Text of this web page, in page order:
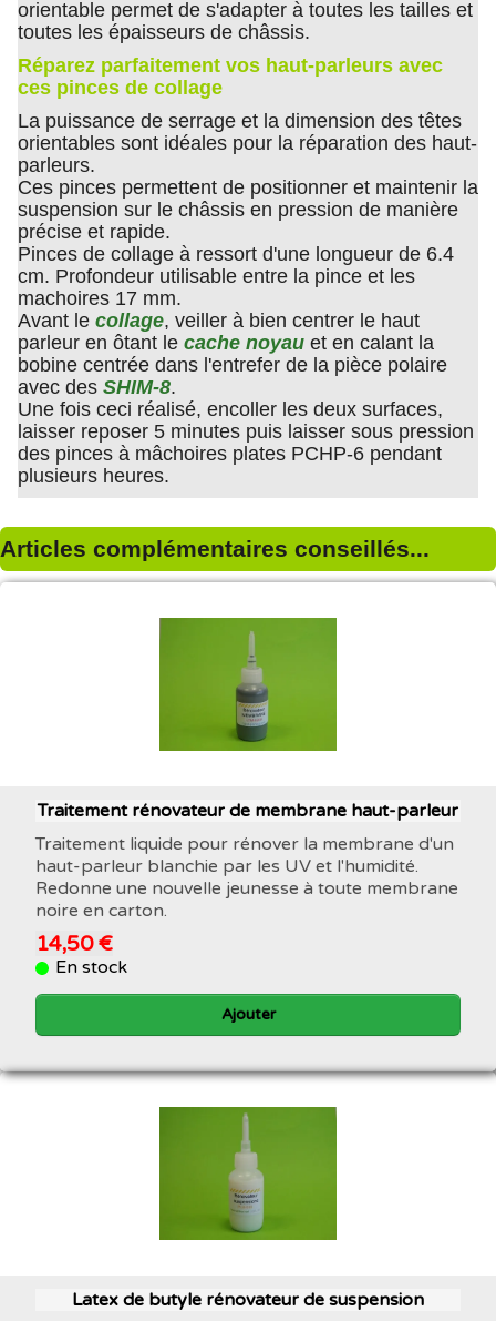
orientable permet de s'adapter à toutes les tailles et
toutes les épaisseurs de châssis.
Réparez parfaitement vos haut-parleurs avec
ces pinces de collage
La puissance de serrage et la dimension des têtes
orientables sont idéales pour la réparation des haut-
parleurs.
Ces pinces permettent de positionner et maintenir la
suspension sur le châssis en pression de manière
précise et rapide.
Pinces de collage à ressort d'une longueur de 6.4
cm. Profondeur utilisable entre la pince et les
machoires 17 mm.
Avant le collage, veiller à bien centrer le haut
parleur en ôtant le cache noyau et en calant la
bobine centrée dans l'entrefer de la pièce polaire
avec des SHIM-8.
Une fois ceci réalisé, encoller les deux surfaces,
laisser reposer 5 minutes puis laisser sous pression
des pinces à mâchoires plates PCHP-6 pendant
plusieurs heures.
Articles complémentaires conseillés...
Traitement rénovateur de membrane haut-parleur
Traitement liquide pour rénover la membrane d'un
haut-parleur blanchie par les UV et l'humidité.
Redonne une nouvelle jeunesse à toute membrane
noire en carton.
14,50 €
En stock
Ajouter
Latex de butyle rénovateur de suspension